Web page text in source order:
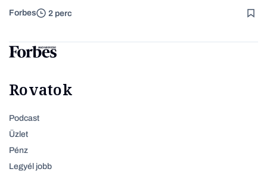
Forbes 2 perc
Rovatok
Podcast
Üzlet
Pénz
Legyél jobb